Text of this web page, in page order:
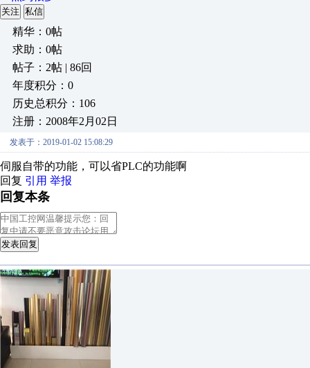
关注 私信
精华：0帖
求助：0帖
帖子：2帖 | 86回
年度积分：0
历史总积分：106
注册：2008年2月02日
发表于：2019-01-02 15:08:29
伺服自带的功能，可以省PLC的功能啊
回复 引用 举报
回复本条
发表回复